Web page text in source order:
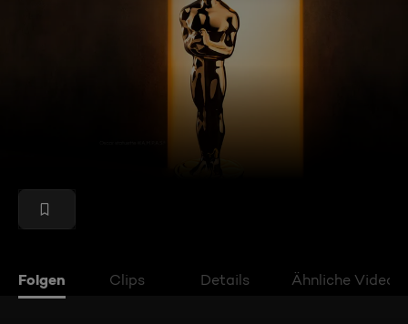
Folgen Clips Details Ähnliche Videos